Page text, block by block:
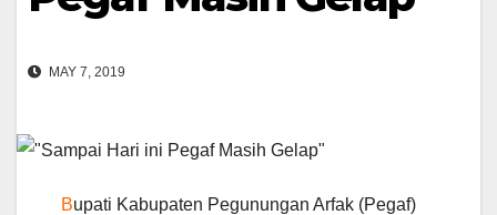
MAY 7, 2019
Bupati Kabupaten Pegunungan Arfak (Pegaf)